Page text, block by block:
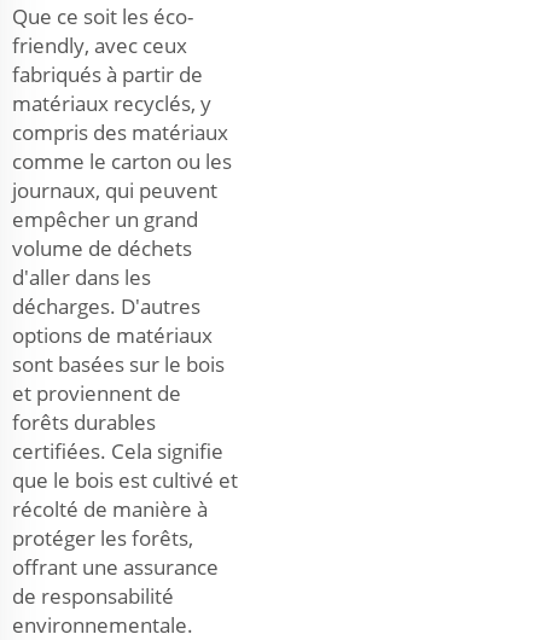
Que ce soit les éco-
friendly, avec ceux
fabriqués à partir de
matériaux recyclés, y
compris des matériaux
comme le carton ou les
journaux, qui peuvent
empêcher un grand
volume de déchets
d'aller dans les
décharges. D'autres
options de matériaux
sont basées sur le bois
et proviennent de
forêts durables
certifiées. Cela signifie
que le bois est cultivé et
récolté de manière à
protéger les forêts,
offrant une assurance
de responsabilité
environnementale.